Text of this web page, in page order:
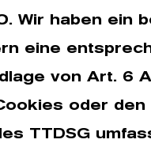
Wir haben ein
eine
von Art. 6
oder
TTDSG